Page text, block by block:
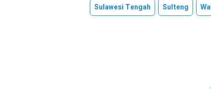
Sulawesi Tengah
Sulteng